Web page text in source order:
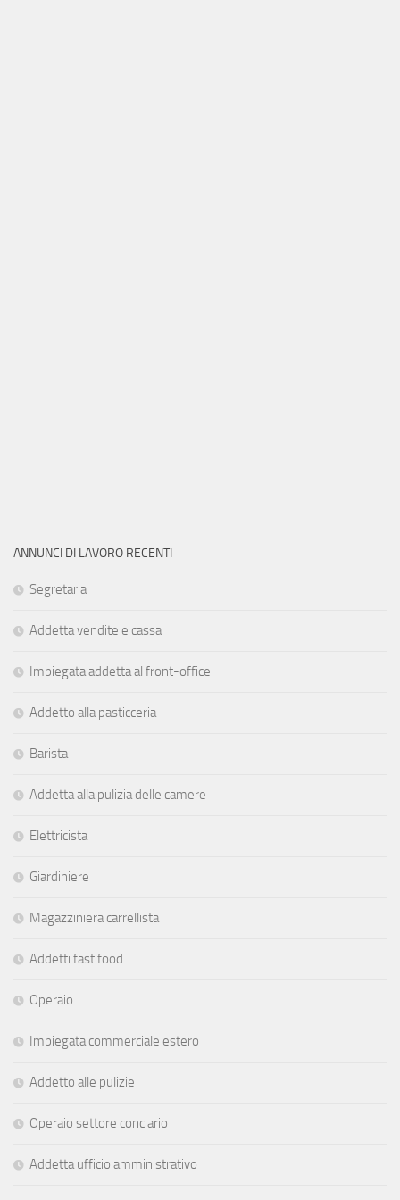
ANNUNCI DI LAVORO RECENTI
Segretaria
Addetta vendite e cassa
Impiegata addetta al front-office
Addetto alla pasticceria
Barista
Addetta alla pulizia delle camere
Elettricista
Giardiniere
Magazziniera carrellista
Addetti fast food
Operaio
Impiegata commerciale estero
Addetto alle pulizie
Operaio settore conciario
Addetta ufficio amministrativo